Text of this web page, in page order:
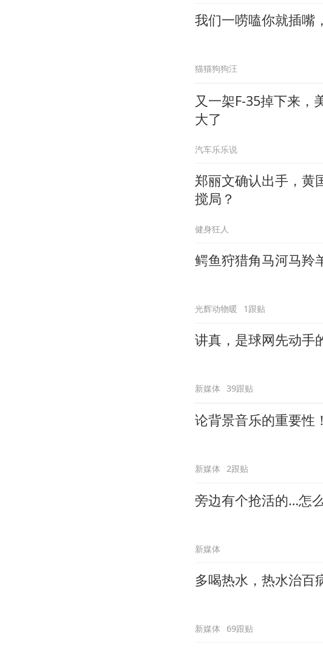
我们一唠嗑你就插嘴
猫猫狗狗汪
又一架F-35掉下来，
大了
汽车乐乐说
郑丽文确认出手，黄
搅局？
健身狂人
鳄鱼狩猎角马河马羚
光辉动物暖 1跟贴
讲真，是球网先动手
新媒体 39跟贴
论背景音乐的重要性
新媒体 2跟贴
旁边有个抢活的…怎
新媒体
多喝热水，热水治百
新媒体 69跟贴